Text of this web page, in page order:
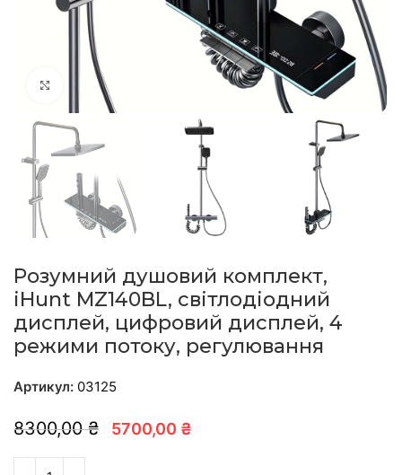
натисніть, щоб збільшити
Розумний душовий комплект,
iHunt MZ140BL, світлодіодний
дисплей, цифровий дисплей, 4
режими потоку, регулювання
Артикул: 03125
8300,00 ₴ 5700,00 ₴